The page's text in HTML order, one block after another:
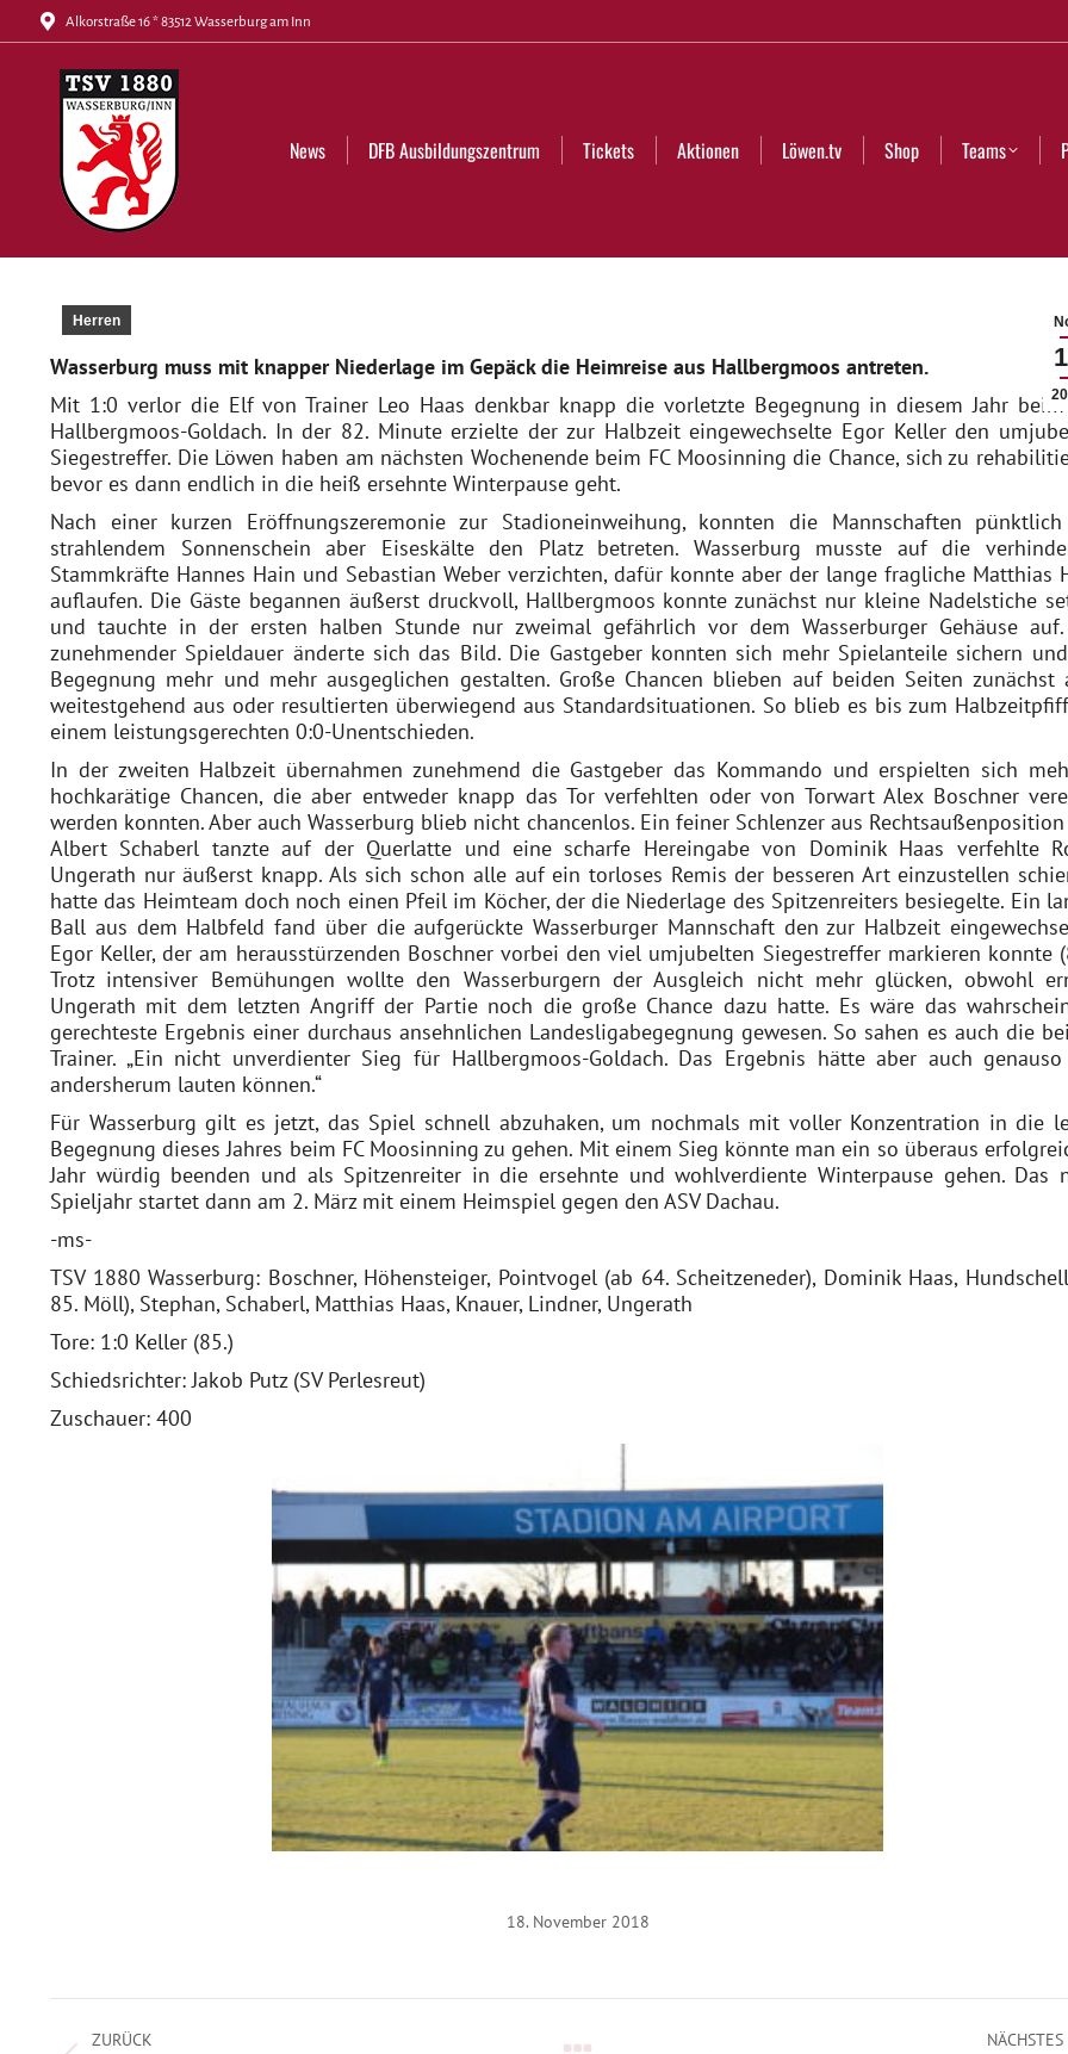
Alkorstraße 16 * 83512 Wasserburg am Inn
News DFB Ausbildungszentrum Tickets Aktionen Löwen.tv Shop Teams
Herren
Wasserburg muss mit knapper Niederlage im Gepäck die Heimreise aus Hallbergmoos antreten.
Mit 1:0 verlor die Elf von Trainer Leo Haas denkbar knapp die vorletzte Begegnung in diesem Jahr beim
Hallbergmoos-Goldach. In der 82. Minute erzielte der zur Halbzeit eingewechselte Egor Keller den
Siegestreffer. Die Löwen haben am nächsten Wochenende beim FC Moosinning die Chance, sich zu
bevor es dann endlich in die heiß ersehnte Winterpause geht.
Nach einer kurzen Eröffnungszeremonie zur Stadioneinweihung, konnten die Mannschaften
strahlendem Sonnenschein aber Eiseskälte den Platz betreten. Wasserburg musste auf die
Stammkräfte Hannes Hain und Sebastian Weber verzichten, dafür konnte aber der lange fragliche Matthias
auflaufen. Die Gäste begannen äußerst druckvoll, Hallbergmoos konnte zunächst nur kleine Nadelstiche
und tauchte in der ersten halben Stunde nur zweimal gefährlich vor dem Wasserburger Gehäuse
zunehmender Spieldauer änderte sich das Bild. Die Gastgeber konnten sich mehr Spielanteile sichern
Begegnung mehr und mehr ausgeglichen gestalten. Große Chancen blieben auf beiden Seiten zunächst
weitestgehend aus oder resultierten überwiegend aus Standardsituationen. So blieb es bis zum
einem leistungsgerechten 0:0-Unentschieden.
In der zweiten Halbzeit übernahmen zunehmend die Gastgeber das Kommando und erspielten sich
hochkarätige Chancen, die aber entweder knapp das Tor verfehlten oder von Torwart Alex Boschner
werden konnten. Aber auch Wasserburg blieb nicht chancenlos. Ein feiner Schlenzer aus
Albert Schaberl tanzte auf der Querlatte und eine scharfe Hereingabe von Dominik Haas verfehlte
Ungerath nur äußerst knapp. Als sich schon alle auf ein torloses Remis der besseren Art einzustellen
hatte das Heimteam doch noch einen Pfeil im Köcher, der die Niederlage des Spitzenreiters besiegelte. Ein
Ball aus dem Halbfeld fand über die aufgerückte Wasserburger Mannschaft den zur Halbzeit
Egor Keller, der am herausstürzenden Boschner vorbei den viel umjubelten Siegestreffer markieren konnte
Trotz intensiver Bemühungen wollte den Wasserburgern der Ausgleich nicht mehr glücken, obwohl
Ungerath mit dem letzten Angriff der Partie noch die große Chance dazu hatte. Es wäre das
gerechteste Ergebnis einer durchaus ansehnlichen Landesligabegegnung gewesen. So sahen es auch die
Trainer. „Ein nicht unverdienter Sieg für Hallbergmoos-Goldach. Das Ergebnis hätte aber auch
andersherum lauten können.“
Für Wasserburg gilt es jetzt, das Spiel schnell abzuhaken, um nochmals mit voller Konzentration in die
Begegnung dieses Jahres beim FC Moosinning zu gehen. Mit einem Sieg könnte man ein so überaus
Jahr würdig beenden und als Spitzenreiter in die ersehnte und wohlverdiente Winterpause gehen. Das
Spieljahr startet dann am 2. März mit einem Heimspiel gegen den ASV Dachau.
-ms-
TSV 1880 Wasserburg: Boschner, Höhensteiger, Pointvogel (ab 64. Scheitzeneder), Dominik Haas,
85. Möll), Stephan, Schaberl, Matthias Haas, Knauer, Lindner, Ungerath
Tore: 1:0 Keller (85.)
Schiedsrichter: Jakob Putz (SV Perlesreut)
Zuschauer: 400
18. November 2018
ZURÜCK NÄCHSTES
News DFB Ausbildungszentrum Tickets Aktionen Löwen.tv Shop Teams Partner Club